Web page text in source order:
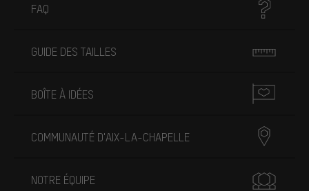
FAQ
GUIDE DES TAILLES
BOÎTE À IDÉES
COMMUNAUTÉ D'AIX-LA-CHAPELLE
NOTRE ÉQUIPE